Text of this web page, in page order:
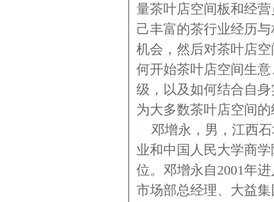
量茶叶店空间板和经
己丰富的茶行业经历
机会，然后对茶叶店
何开始茶叶店空间生
级，以及如何结合自
为大多数茶叶店空间
邓增永，男，江西石
业和中国人民大学商
位。邓增永自2001年
市场部总经理、大益